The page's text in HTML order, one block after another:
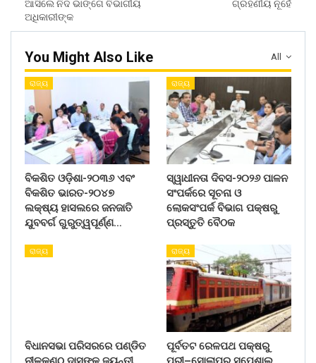
ଆସିଲେ ନିଦ ଭାଙ୍ଗେ ବିଭାଗୀୟ
ଅଧିକାରୀଙ୍କ
ଗ୍ରହଣୀୟ ନୂହେଁ
All
You Might Also Like
ରାଜ୍ୟ
ବିକଶିତ ଓଡ଼ିଶା-୨୦୩୬ ଏବଂ
ବିକଶିତ ଭାରତ-୨୦୪୭
ଲକ୍ଷ୍ୟ ହାସଲରେ ଜନଜାତି
ଯୁବବର୍ଗ ଗୁରୁତ୍ୱପୂର୍ଣ୍ଣ…
ରାଜ୍ୟ
ସ୍ୱାଧୀନତା ଦିବସ-୨୦୨୬ ପାଳନ
ସଂପର୍କରେ ସୂଚନା ଓ
ଲୋକସଂପର୍କ ବିଭାଗ ପକ୍ଷରୁ
ପ୍ରସ୍ତୁତି ବୈଠକ
ରାଜ୍ୟ
ବିଧାନସଭା ପରିସରରେ ପଣ୍ଡିତ
ରାଜ୍ୟ
ପୂର୍ବତଟ ରେଳପଥ ପକ୍ଷରୁ